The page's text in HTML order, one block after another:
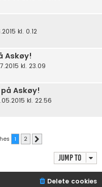
kl. 0.12
Askøy!
kl. 23.09
Askøy!
kl. 22.56
1 2
Jump to
Delete cookies